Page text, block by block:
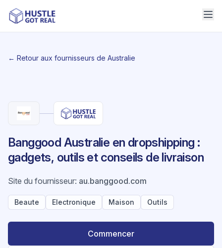
← Retour aux fournisseurs de Australie
Banggood Australie en dropshipping :
gadgets, outils et conseils de livraison
Site du fournisseur: au.banggood.com
Beaute Electronique Maison Outils
Commencer